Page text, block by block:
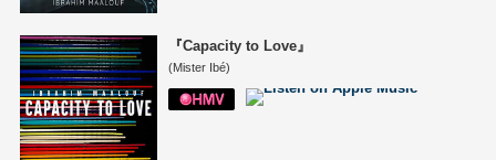
『Capacity to Love』
(Mister Ibé)